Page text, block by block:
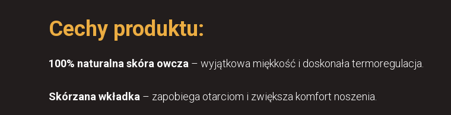
Cechy produktu:
100% naturalna skóra owcza – wyjątkowa miękkość i doskonała termoregulacja.
Skórzana wkładka – zapobiega otarciom i zwiększa komfort noszenia.